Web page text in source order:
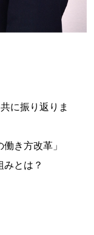
に振り返りま
き方改革」
とは？